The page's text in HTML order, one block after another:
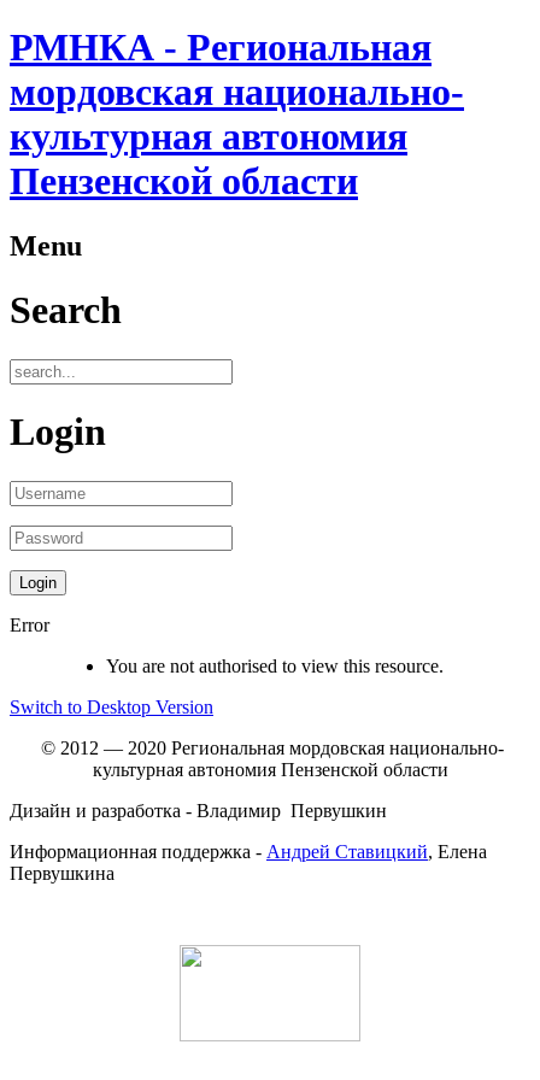
РМНКА - Региональная
мордовская национально-
культурная автономия
Пензенской области
Menu
Search
Login
Error
You are not authorised to view this resource.
Switch to Desktop Version
© 2012 — 2020 Региональная мордовская национально-
культурная автономия Пензенской области
Дизайн и разработка - Владимир Первушкин
Информационная поддержка - Андрей Ставицкий, Елена
Первушкина